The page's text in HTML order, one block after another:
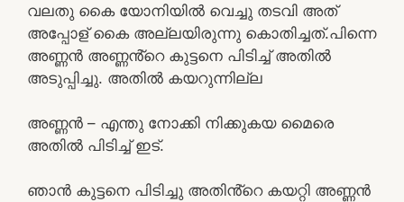
വലതു കൈ യോനിയിൽ വെച്ചു തടവി അത്
അപ്പോള് കൈ അല്ലയിരുന്നു കൊതിച്ചത്.പിന്നെ
അണ്ണൻ അണ്ണൻ്റെ കുട്ടനെ പിടിച്ച് അതിൽ
അടുപ്പിച്ചു. അതിൽ കയറുന്നില്ല
അണ്ണൻ – എന്തു നോക്കി നിക്കുകയ മൈരെ
അതിൽ പിടിച്ച് ഇട്.
ഞാൻ കുട്ടനെ പിടിച്ചു അതിൻ്റെ കയറ്റി അണ്ണൻ